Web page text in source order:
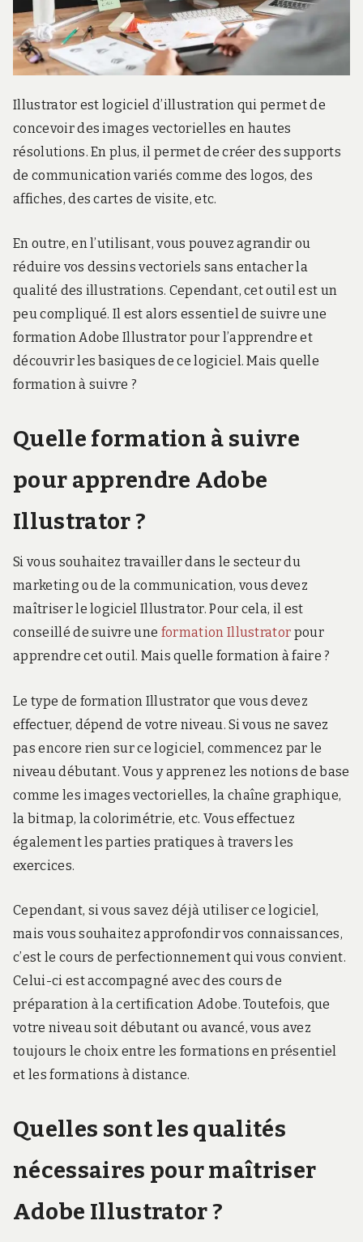
r
d
s
.
f
Illustrator est logiciel d’illustration qui permet de
concevoir des images vectorielles en hautes
résolutions. En plus, il permet de créer des supports
de communication variés comme des logos, des
affiches, des cartes de visite, etc.
En outre, en l’utilisant, vous pouvez agrandir ou
réduire vos dessins vectoriels sans entacher la
qualité des illustrations. Cependant, cet outil est un
peu compliqué. Il est alors essentiel de suivre une
formation Adobe Illustrator pour l’apprendre et
découvrir les basiques de ce logiciel. Mais quelle
formation à suivre ?
Quelle formation à suivre
pour apprendre Adobe
Illustrator ?
Si vous souhaitez travailler dans le secteur du
marketing ou de la communication, vous devez
maîtriser le logiciel Illustrator. Pour cela, il est
conseillé de suivre une formation Illustrator pour
apprendre cet outil. Mais quelle formation à faire ?
Le type de formation Illustrator que vous devez
effectuer, dépend de votre niveau. Si vous ne savez
pas encore rien sur ce logiciel, commencez par le
niveau débutant. Vous y apprenez les notions de base
comme les images vectorielles, la chaîne graphique,
la bitmap, la colorimétrie, etc. Vous effectuez
également les parties pratiques à travers les
exercices.
Cependant, si vous savez déjà utiliser ce logiciel,
mais vous souhaitez approfondir vos connaissances,
c’est le cours de perfectionnement qui vous convient.
Celui-ci est accompagné avec des cours de
préparation à la certification Adobe. Toutefois, que
votre niveau soit débutant ou avancé, vous avez
toujours le choix entre les formations en présentiel
et les formations à distance.
Quelles sont les qualités
nécessaires pour maîtriser
Adobe Illustrator ?